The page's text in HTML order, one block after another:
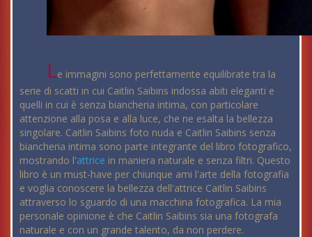
Le immagini sono perfettamente equilibrate tra la
serie di scatti in cui Caitlin Saibins indossa abiti eleganti e
quelli in cui è senza biancheria intima, con particolare
attenzione alla posa e alla luce, che ne esalta la bellezza
singolare. Caitlin Saibins foto nuda e Caitlin Saibins senza
biancheria intima sono parte integrante del libro fotografico,
mostrando l'attrice in maniera naturale e senza filtri. Questo
libro è un must-have per chiunque ami l'arte della fotografia
e voglia conoscere la bellezza dell'attrice Caitlin Saibins
attraverso lo sguardo di una macchina fotografica. La mia
personale opinione è che Caitlin Saibins sia una fotografa
naturale e con un grande talento, da non perdere.